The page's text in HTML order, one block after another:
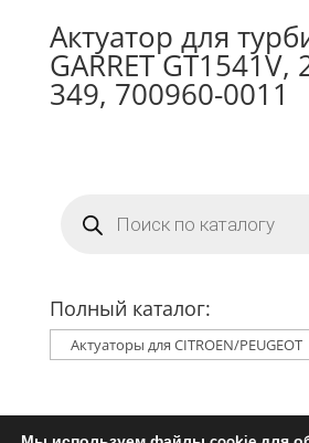
Актуатор для
GARRET GT1541V,
349, 700960-0011
товаров
Полный каталог: